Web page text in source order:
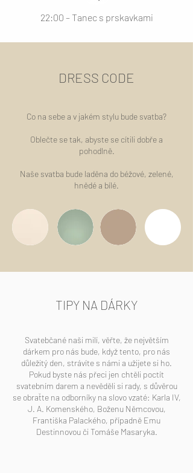
22:00 – Tanec s prskavkami
DRESS CODE
Co na sebe a v jakém stylu bude svatba?
Oblečte se tak, abyste se cítili dobře a
pohodlně.
Naše svatba bude laděna do béžové, zelené,
hnědé a bílé.
TIPY NA DÁRKY
Svatebčané naši milí, věřte, že největším
dárkem pro nás bude, když tento, pro nás
důležitý den, strávíte s námi a užijete si ho.
Pokud byste nás přeci jen chtěli poctít
svatebním darem a nevěděli si rady, s důvěrou
se obraťte na odborníky na slovo vzaté: Karla IV,
J. A. Komenského, Boženu Němcovou,
Františka Palackého, případně Emu
Destinnovou či Tomáše Masaryka.